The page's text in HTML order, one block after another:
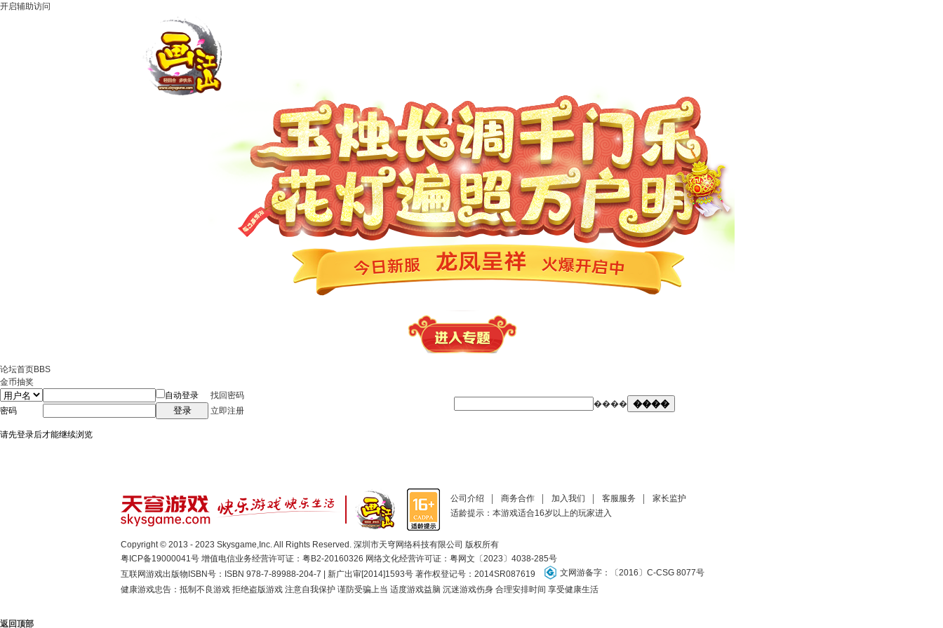
开启辅助访问
论坛首页BBS
金币抽奖
自动登录
找回密码
密码
登录 立即注册
���� ����
请先登录后才能继续浏览
公司介绍 商务合作 加入我们 客服服务
家长监护
适龄提示：本游戏适合16岁以上的玩家进入
Copyright © 2013 - 2023 Skysgame,Inc. All Rights Reserved. 深圳市天穹网络科技有限公司 版权所有
粤ICP备19000041号 增值电信业务经营许可证：粤B2-20160326 网络文化经营许可证： 粤网文〔2023〕4038-285号
互联网游戏出版物ISBN号：ISBN 978-7-89988-204-7 | 新广出审[2014]1593号 著作权登记号：2014SR087619
文网游备字：〔2016〕C-CSG 8077号
健康游戏忠告：抵制不良游戏 拒绝盗版游戏 注意自我保护 谨防受骗上当 适度游戏益脑 沉迷游戏伤身 合理安排时间 享受健康生活
返回顶部